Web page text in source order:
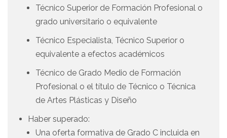
Técnico Superior de Formación Profesional o
grado universitario o equivalente
Técnico Especialista, Técnico Superior o
equivalente a efectos académicos
Técnico de Grado Medio de Formación
Profesional o el título de Técnico o Técnica
de Artes Plásticas y Diseño
Haber superado:
Una oferta formativa de Grado C incluida en